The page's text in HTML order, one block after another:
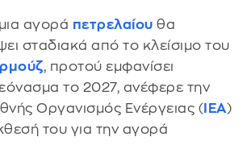
αγορά πετρελαίου θα
σταδιακά από το κλείσιμο του
, προτού εμφανίσει
το 2027, ανέφερε την
Οργανισμός Ενέργειας ( IEA)
του για την αγορά